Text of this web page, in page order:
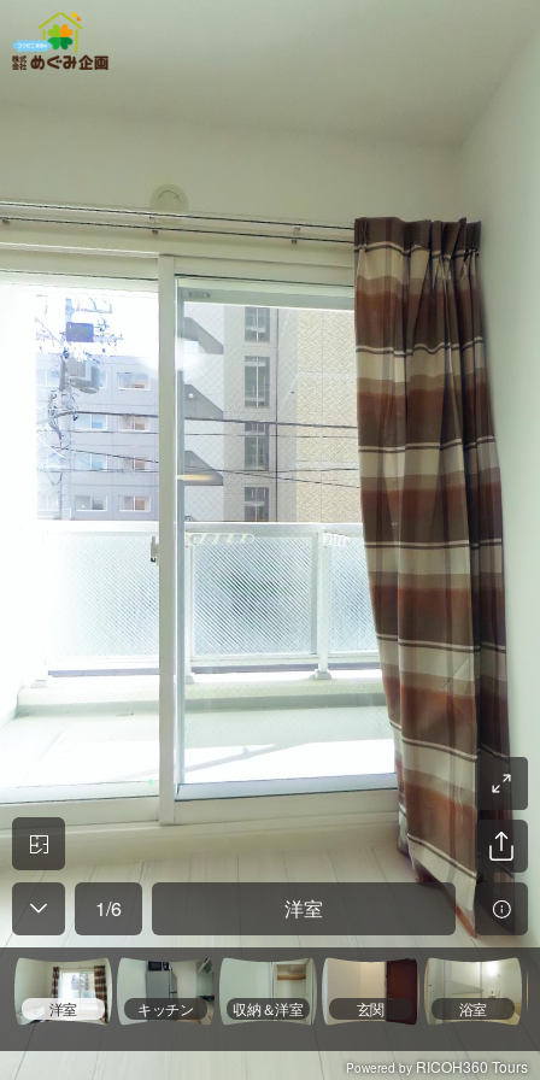
1/6 洋室
洋室 キッチン 収納＆洋室 玄関 浴室
Powered byRICOH360 Tours